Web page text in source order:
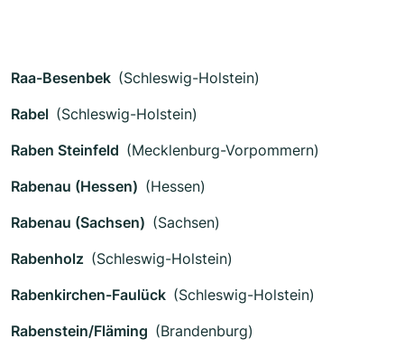
Raa-Besenbek (Schleswig-Holstein)
Rabel (Schleswig-Holstein)
Raben Steinfeld (Mecklenburg-Vorpommern)
Rabenau (Hessen) (Hessen)
Rabenau (Sachsen) (Sachsen)
Rabenholz (Schleswig-Holstein)
Rabenkirchen-Faulück (Schleswig-Holstein)
Rabenstein/Fläming (Brandenburg)